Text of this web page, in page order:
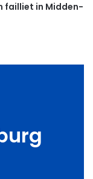
failliet in Midden-